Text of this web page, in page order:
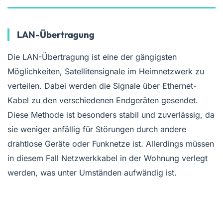
LAN-Übertragung
Die LAN-Übertragung ist eine der gängigsten
Möglichkeiten, Satellitensignale im Heimnetzwerk zu
verteilen. Dabei werden die Signale über Ethernet-
Kabel zu den verschiedenen Endgeräten gesendet.
Diese Methode ist besonders stabil und zuverlässig, da
sie weniger anfällig für Störungen durch andere
drahtlose Geräte oder Funknetze ist. Allerdings müssen
in diesem Fall Netzwerkkabel in der Wohnung verlegt
werden, was unter Umständen aufwändig ist.